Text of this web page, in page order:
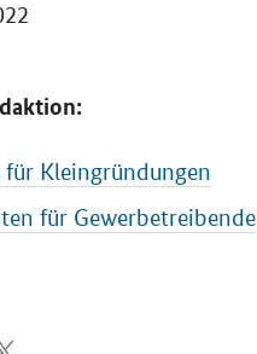
für Kleingründungen
für Gewerbetreibende